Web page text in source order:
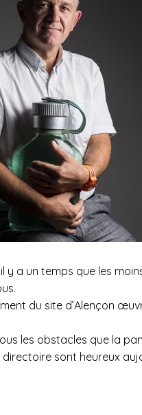
a un temps que les
du site d’Alençon
les obstacles que la
sont heureux